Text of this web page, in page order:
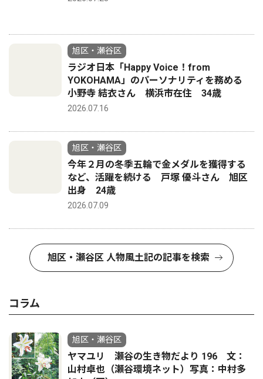
旭区・瀬谷区
ラジオ日本「Happy Voice！from
YOKOHAMA」のパーソナリティを務める
小野寺 結衣さん 横浜市在住 34歳
2026.07.16
旭区・瀬谷区
今年２月の冬季五輪で金メダルを獲得する
など、活躍を続ける 戸塚 優斗さん 旭区
出身 24歳
2026.07.09
旭区・瀬谷区 人物風土記の記事を検索
コラム
旭区・瀬谷区
ヤマユリ 瀬谷の生き物だより 196 文：
山村卓也（瀬谷環境ネット）写真：中村多